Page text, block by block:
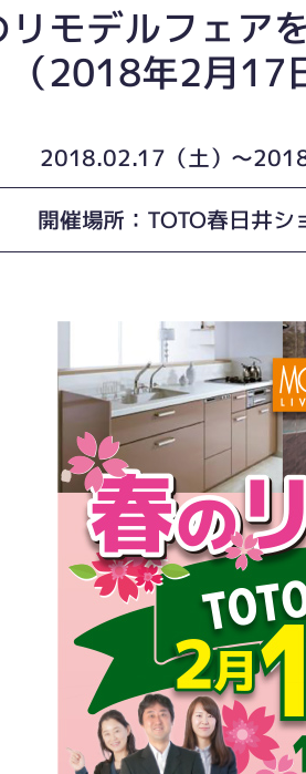
リモデルフェア
2018年2月17
2018.02.17（土）〜
開催場所：TOTO春日井